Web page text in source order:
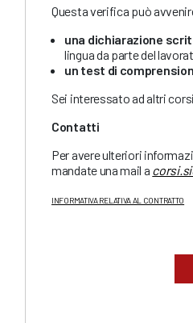
Questa verifica può
una dichiarazione
lingua da parte del
un test di
Sei interessato ad altri
Contatti
Per avere ulteriori
mandate una mail a
INFORMATIVA RELATIVA AL CONTRATTO